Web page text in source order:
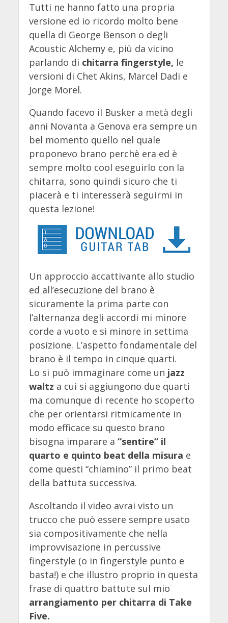
Tutti ne hanno fatto una propria
versione ed io ricordo molto bene
quella di George Benson o degli
Acoustic Alchemy e, più da vicino
parlando di chitarra fingerstyle, le
versioni di Chet Akins, Marcel Dadi e
Jorge Morel.
Quando facevo il Busker a metà degli
anni Novanta a Genova era sempre un
bel momento quello nel quale
proponevo brano perchè era ed è
sempre molto cool eseguirlo con la
chitarra, sono quindi sicuro che ti
piacerà e ti interesserà seguirmi in
questa lezione!
Un approccio accattivante allo studio
ed all’esecuzione del brano è
sicuramente la prima parte con
l’alternanza degli accordi mi minore
corde a vuoto e si minore in settima
posizione. L’aspetto fondamentale del
brano è il tempo in cinque quarti.
Lo si può immaginare come un jazz
waltz a cui si aggiungono due quarti
ma comunque di recente ho scoperto
che per orientarsi ritmicamente in
modo efficace su questo brano
bisogna imparare a “sentire” il
quarto e quinto beat della misura e
come questi “chiamino” il primo beat
della battuta successiva.
Ascoltando il video avrai visto un
trucco che può essere sempre usato
sia compositivamente che nella
improvvisazione in percussive
fingerstyle (o in fingerstyle punto e
basta!) e che illustro proprio in questa
frase di quattro battute sul mio
arrangiamento per chitarra di Take
Five.